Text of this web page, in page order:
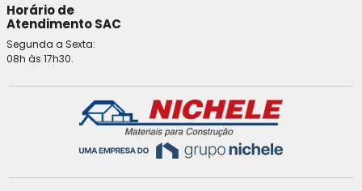
Horário de
Atendimento SAC
Segunda a Sexta:
08h às 17h30.